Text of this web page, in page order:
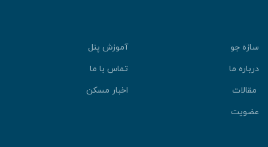
سازه جو
آموزش پنل
درباره ما
تماس با ما
مقالات
اخبار مسکن
عضویت